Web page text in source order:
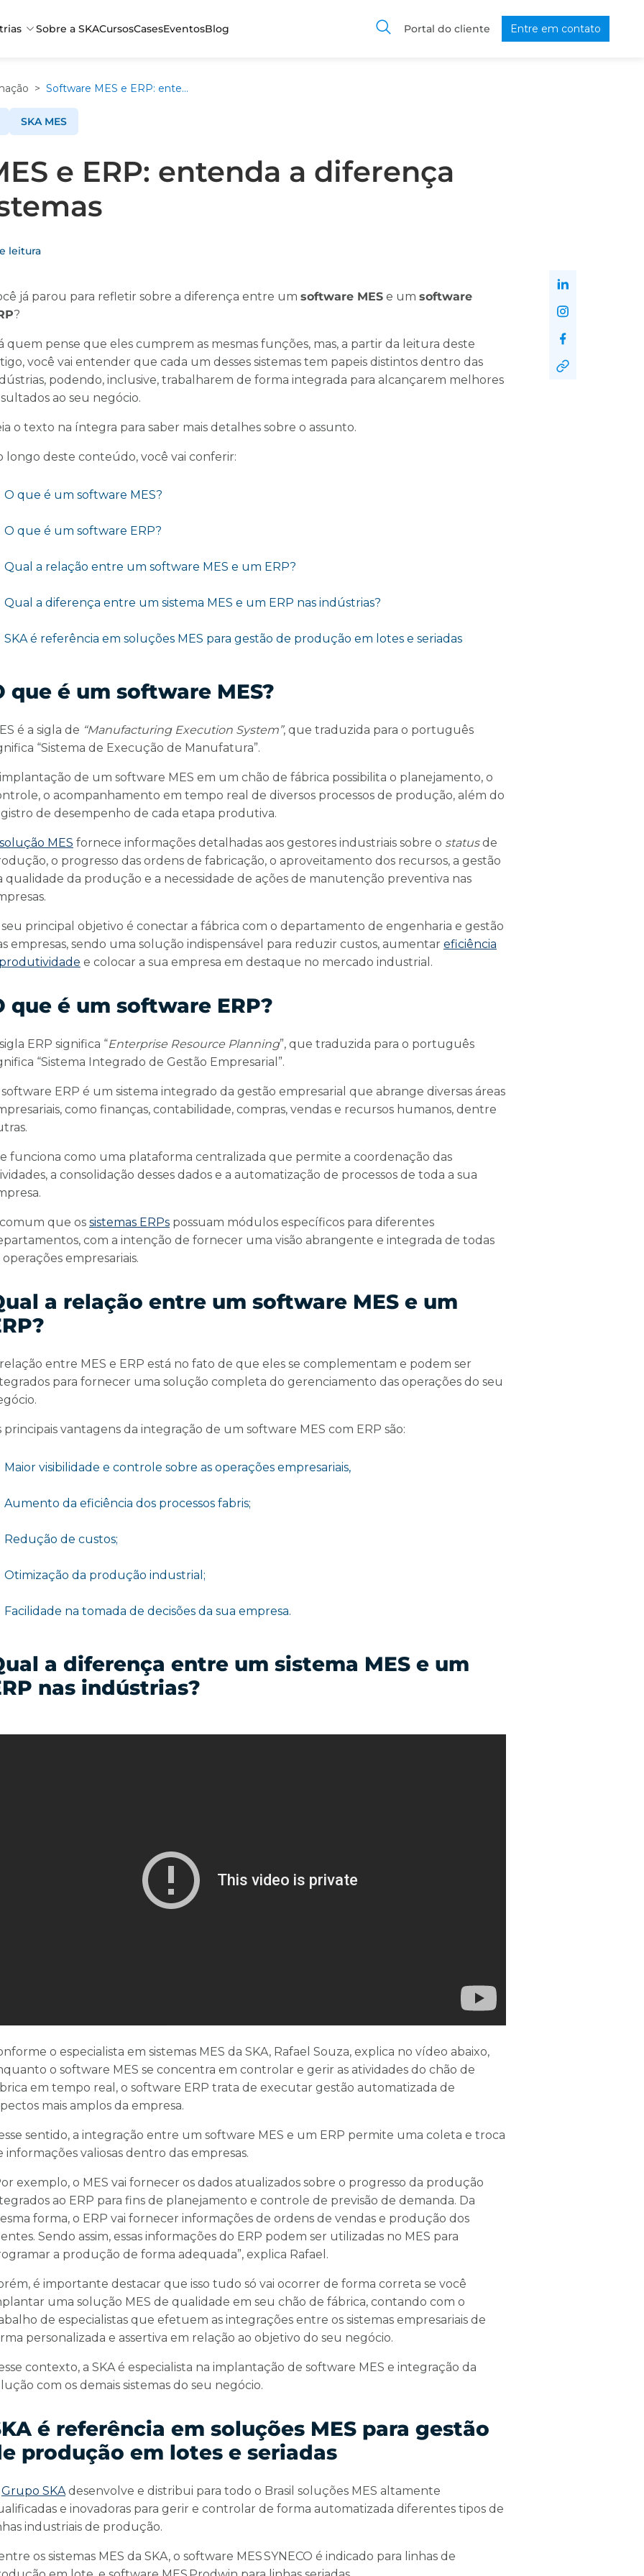
Sobre a SKACursosCasesEventosBlog Portal do cliente Entre em contato
> Software MES e ERP: entenda a diferença entre os sistemas
SKA MES
e ERP: entenda a diferença
leitura
já parou para refletir sobre a diferença entre um software MES e um software
?
quem pense que eles cumprem as mesmas funções, mas, a partir da leitura deste
você vai entender que cada um desses sistemas tem papeis distintos dentro das
podendo, inclusive, trabalharem de forma integrada para alcançarem melhores
ao seu negócio.
o texto na íntegra para saber mais detalhes sobre o assunto.
longo deste conteúdo, você vai conferir:
O que é um software MES?
O que é um software ERP?
Qual a relação entre um software MES e um ERP?
Qual a diferença entre um sistema MES e um ERP nas indústrias?
SKA é referência em soluções MES para gestão de produção em lotes e seriadas
que é um software MES?
é a sigla de “Manufacturing Execution System”, que traduzida para o português
“Sistema de Execução de Manufatura”.
de um software MES em um chão de fábrica possibilita o planejamento, o
o acompanhamento em tempo real de diversos processos de produção, além do
de desempenho de cada etapa produtiva.
solução MES fornece informações detalhadas aos gestores industriais sobre o statusde
o progresso das ordens de fabricação, o aproveitamento dos recursos, a gestão
qualidade da produção e a necessidade de ações de manutenção preventiva nas
principal objetivo é conectar a fábrica com o departamento de engenharia e gestão
empresas, sendo uma solução indispensável para reduzir custos, aumentar eficiência
e colocar a sua empresa em destaque no mercado industrial.
que é um software ERP?
ERP significa “Enterprise Resource Planning”, que traduzida para o português
“Sistema Integrado de Gestão Empresarial”.
ERP é um sistema integrado da gestão empresarial que abrange diversas áreas
como finanças, contabilidade, compras, vendas e recursos humanos, dentre
funciona como uma plataforma centralizada que permite a coordenação das
a consolidação desses dados e a automatização de processos de toda a sua
que os sistemas ERPs possuam módulos específicos para diferentes
com a intenção de fornecer uma visão abrangente e integrada de todas
operações empresariais.
a relação entre um software MES e um
entre MES e ERP está no fato de que eles se complementam e podem ser
para fornecer uma solução completa do gerenciamento das operações do seu
principais vantagens da integração de um software MES com ERP são:
Maior visibilidade e controle sobre as operações empresariais,
Aumento da eficiência dos processos fabris;
Redução de custos;
Otimização da produção industrial;
Facilidade na tomada de decisões da sua empresa.
a diferença entre um sistema MES e um
nas indústrias?
o especialista em sistemas MES da SKA, Rafael Souza, explica no vídeo abaixo,
o software MES se concentra em controlar e gerir as atividades do chão de
em tempo real, o software ERP trata de executar gestão automatizada de
mais amplos da empresa.
sentido, a integração entre um software MES e um ERP permite uma coleta e troca
informações valiosas dentro das empresas.
exemplo, o MES vai fornecer os dados atualizados sobre o progresso da produção
ao ERP para fins de planejamento e controle de previsão de demanda. Da
forma, o ERP vai fornecer informações de ordens de vendas e produção dos
Sendo assim, essas informações do ERP podem ser utilizadas no MES para
a produção de forma adequada”, explica Rafael.
é importante destacar que isso tudo só vai ocorrer de forma correta se você
uma solução MES de qualidade em seu chão de fábrica, contando com o
de especialistas que efetuem as integrações entre os sistemas empresariais de
personalizada e assertiva em relação ao objetivo do seu negócio.
contexto, a SKA é especialista na implantação de software MES e integração da
com os demais sistemas do seu negócio.
é referência em soluções MES para gestão
produção em lotes e seriadas
Grupo SKA desenvolve e distribui para todo o Brasil soluções MES altamente
e inovadoras para gerir e controlar de forma automatizada diferentes tipos de
industriais de produção.
os sistemas MES da SKA, o software MES SYNECO é indicado para linhas de